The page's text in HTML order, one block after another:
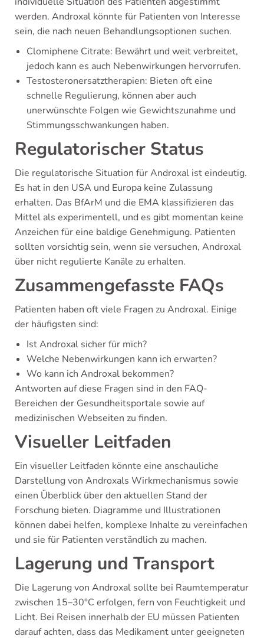
werden. Androxal könnte für Patienten von Interesse
sein, die nach neuen Behandlungsoptionen suchen.
Clomiphene Citrate: Bewährt und weit verbreitet,
jedoch kann es auch Nebenwirkungen hervorrufen.
Testosteronersatztherapien: Bieten oft eine
schnelle Regulierung, können aber auch
unerwünschte Folgen wie Gewichtszunahme und
Stimmungsschwankungen haben.
Regulatorischer Status
Die regulatorische Situation für Androxal ist eindeutig.
Es hat in den USA und Europa keine Zulassung
erhalten. Das BfArM und die EMA klassifizieren das
Mittel als experimentell, und es gibt momentan keine
Anzeichen für eine baldige Genehmigung. Patienten
sollten vorsichtig sein, wenn sie versuchen, Androxal
über nicht regulierte Kanäle zu erhalten.
Zusammengefasste FAQs
Patienten haben oft viele Fragen zu Androxal. Einige
der häufigsten sind:
Ist Androxal sicher für mich?
Welche Nebenwirkungen kann ich erwarten?
Wo kann ich Androxal bekommen?
Antworten auf diese Fragen sind in den FAQ-
Bereichen der Gesundheitsportale sowie auf
medizinischen Webseiten zu finden.
Visueller Leitfaden
Ein visueller Leitfaden könnte eine anschauliche
Darstellung von Androxals Wirkmechanismus sowie
einen Überblick über den aktuellen Stand der
Forschung bieten. Diagramme und Illustrationen
können dabei helfen, komplexe Inhalte zu vereinfachen
und sie für Patienten verständlich zu machen.
Lagerung und Transport
Die Lagerung von Androxal sollte bei Raumtemperatur
zwischen 15–30°C erfolgen, fern von Feuchtigkeit und
Licht. Bei Reisen innerhalb der EU müssen Patienten
darauf achten, dass das Medikament unter geeigneten